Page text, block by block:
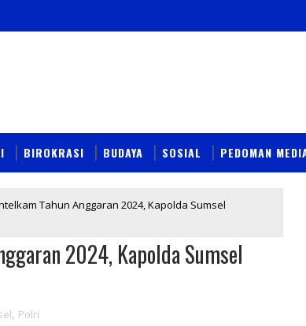
BIROKRASI BUDAYA SOSIAL PEDOMAN
Tahun Anggaran 2024, Kapolda Sumsel
2024, Kapolda Sumsel
, Polri